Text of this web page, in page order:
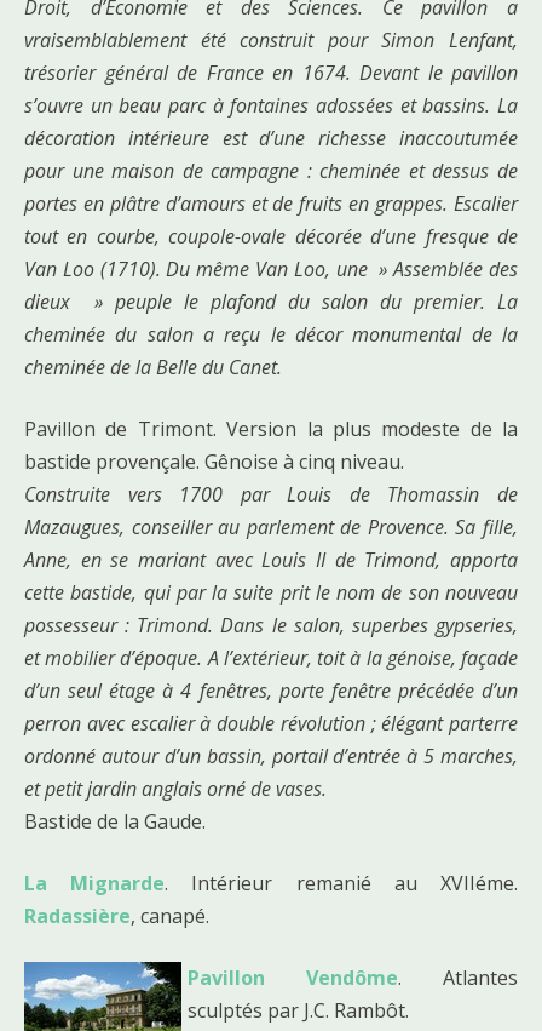
Droit, d’Economie et des Sciences. Ce pavillon a
vraisemblablement été construit pour Simon Lenfant,
trésorier général de France en 1674. Devant le pavillon
s’ouvre un beau parc à fontaines adossées et bassins. La
décoration intérieure est d’une richesse inaccoutumée
pour une maison de campagne : cheminée et dessus de
portes en plâtre d’amours et de fruits en grappes. Escalier
tout en courbe, coupole-ovale décorée d’une fresque de
Van Loo (1710). Du même Van Loo, une » Assemblée des
dieux » peuple le plafond du salon du premier. La
cheminée du salon a reçu le décor monumental de la
cheminée de la Belle du Canet.
Pavillon de Trimont. Version la plus modeste de la
bastide provençale. Gênoise à cinq niveau.
Construite vers 1700 par Louis de Thomassin de
Mazaugues, conseiller au parlement de Provence. Sa fille,
Anne, en se mariant avec Louis II de Trimond, apporta
cette bastide, qui par la suite prit le nom de son nouveau
possesseur : Trimond. Dans le salon, superbes gypseries,
et mobilier d’époque. A l’extérieur, toit à la génoise, façade
d’un seul étage à 4 fenêtres, porte fenêtre précédée d’un
perron avec escalier à double révolution ; élégant parterre
ordonné autour d’un bassin, portail d’entrée à 5 marches,
et petit jardin anglais orné de vases.
Bastide de la Gaude.
La Mignarde. Intérieur remanié au XVIIéme.
Radassière, canapé.
Pavillon Vendôme. Atlantes
sculptés par J.C. Rambôt.